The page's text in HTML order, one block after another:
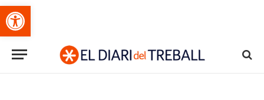
Obre la barra d'eines